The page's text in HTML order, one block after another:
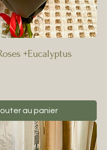
+Eucalyptus
au panier